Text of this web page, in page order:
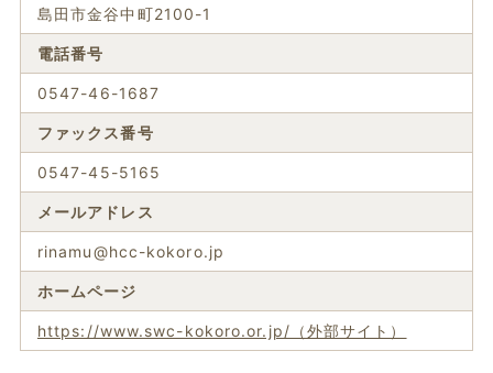
島田市金谷中町2100-1
電話番号
0547-46-1687
ファックス番号
0547-45-5165
メールアドレス
rinamu@hcc-kokoro.jp
ホームページ
https://www.swc-kokoro.or.jp/（外部サイト）